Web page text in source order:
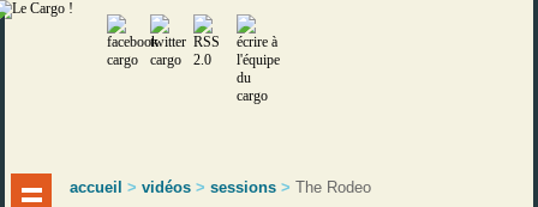
accueil >vidéos >sessions >The Rodeo